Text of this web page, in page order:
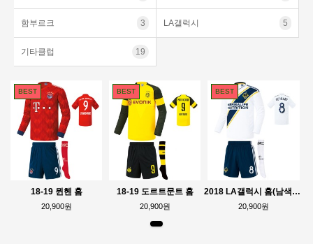
함부르크 3 LA갤럭시 5
기타클럽 19
BEST
18-19 뮌헨 홈
20,900원
BEST
18-19 도르트문트 홈
20,900원
BEST
2018 LA갤럭시 홈(남색하의)
20,900원